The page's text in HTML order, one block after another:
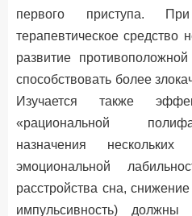
первого приступа.
терапевтическое средство
развитие
способствовать более
Изучается также
«рациональной
назначения
эмоциональной
расстройства сна,
импульсивность)